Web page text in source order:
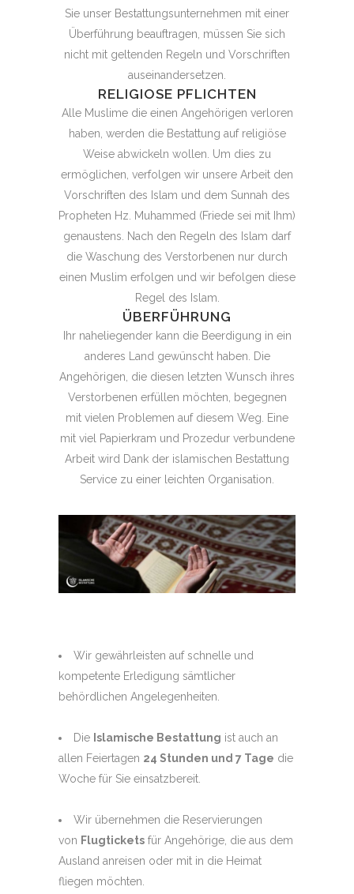
Sie unser Bestattungsunternehmen mit einer
Überführung beauftragen, müssen Sie sich
nicht mit geltenden Regeln und Vorschriften
auseinandersetzen.
RELIGIOSE PFLICHTEN
Alle Muslime die einen Angehörigen verloren
haben, werden die Bestattung auf religiöse
Weise abwickeln wollen. Um dies zu
ermöglichen, verfolgen wir unsere Arbeit den
Vorschriften des Islam und dem Sunnah des
Propheten Hz. Muhammed (Friede sei mit Ihm)
genaustens. Nach den Regeln des Islam darf
die Waschung des Verstorbenen nur durch
einen Muslim erfolgen und wir befolgen diese
Regel des Islam.
ÜBERFÜHRUNG
Ihr naheliegender kann die Beerdigung in ein
anderes Land gewünscht haben. Die
Angehörigen, die diesen letzten Wunsch ihres
Verstorbenen erfüllen möchten, begegnen
mit vielen Problemen auf diesem Weg. Eine
mit viel Papierkram und Prozedur verbundene
Arbeit wird Dank der islamischen Bestattung
Service zu einer leichten Organisation.
Wir gewährleisten auf schnelle und
kompetente Erledigung sämtlicher
behördlichen Angelegenheiten.
Die Islamische Bestattung ist auch an
allen Feiertagen 24 Stunden und 7 Tage die
Woche für Sie einsatzbereit.
Wir übernehmen die Reservierungen
von Flugtickets für Angehörige, die aus dem
Ausland anreisen oder mit in die Heimat
fliegen möchten.